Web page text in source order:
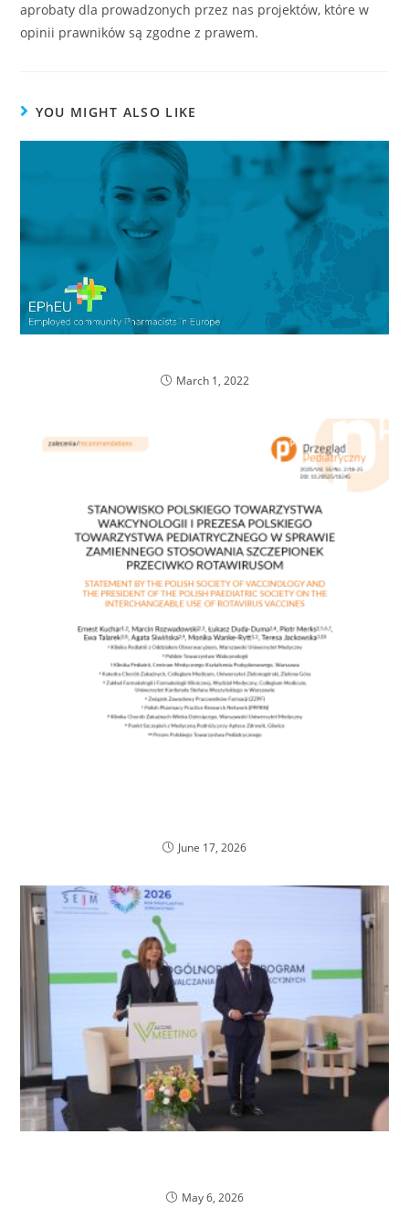
aprobaty dla prowadzonych przez nas projektów, które w
opinii prawników są zgodne z prawem.
YOU MIGHT ALSO LIKE
March 1, 2022
June 17, 2026
May 6, 2026